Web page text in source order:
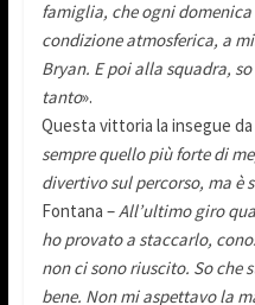
famiglia, che ogni
condizione atmosferica, a
Bryan. E poi alla squadra,
tanto».
Questa vittoria la insegue
sempre quello più forte di
divertivo sul percorso, ma è
Fontana –All’ultimo giro
ho provato a staccarlo,
non ci sono riuscito. So che
bene. Non mi aspettavo la